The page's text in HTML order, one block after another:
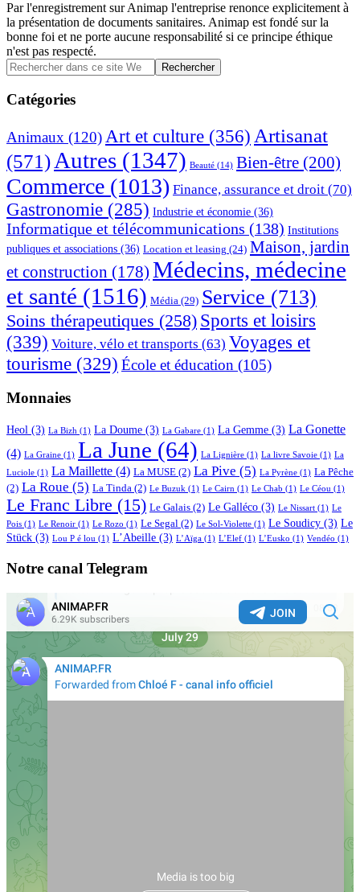
Par l'enregistrement sur Animap l'entreprise renonce explicitement à
la présentation de documents sanitaires. Animap est fondé sur la
bonne foi et ne porte aucune responsabilité si ce principe éthique
n'est pas respecté.
Barre
latérale
principale
Rechercher
dans
ce
site
Catégories
Animaux (120) Art et culture (356) Artisanat
(571) Autres (1347) Beauté (14) Bien-être (200)
Commerce (1013) Finance, assurance et droit (70)
Gastronomie (285) Industrie et économie (36)
Informatique et télécommunications (138) Institutions
publiques et associations (36) Location et leasing (24) Maison, jardin
et construction (178) Médecins, médecine
et santé (1516) Média (29) Service (713)
Soins thérapeutiques (258) Sports et loisirs
(339) Voiture, vélo et transports (63) Voyages et
tourisme (329) École et éducation (105)
Monnaies
Heol (3) La Bizh (1) La Doume (3) La Gabare (1) La Gemme (3) La Gonette
(4) La Graine (1) La June (64) La Lignière (1) La livre Savoie (1) La
Luciole (1) La Maillette (4) La MUSE (2) La Pive (5) La Pyrène (1) La Pêche
(2) La Roue (5) La Tinda (2) Le Buzuk (1) Le Cairn (1) Le Chab (1) Le Céou (1)
Le Franc Libre (15) Le Galais (2) Le Galléco (3) Le Nissart (1) Le
Pois (1) Le Renoir (1) Le Rozo (1) Le Segal (2) Le Sol-Violette (1) Le Soudicy (3) Le
Stück (3) Lou P é lou (1) L’Abeille (3) L’Aïga (1) L’Elef (1) L’Eusko (1) Vendéo (1)
Notre canal Telegram